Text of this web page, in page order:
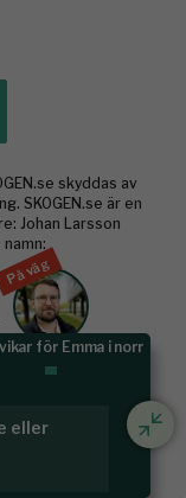
På väg
vikar för Emma i norr
till
skyddas av
SKOGEN.se är en
Johan Larsson